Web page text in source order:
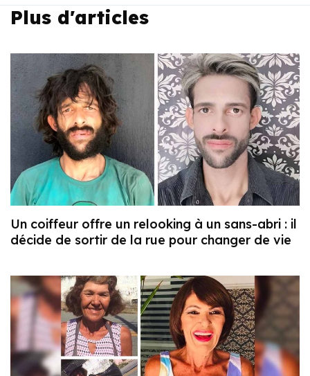
Plus d'articles
Un coiffeur offre un relooking à un sans-abri : il
décide de sortir de la rue pour changer de vie